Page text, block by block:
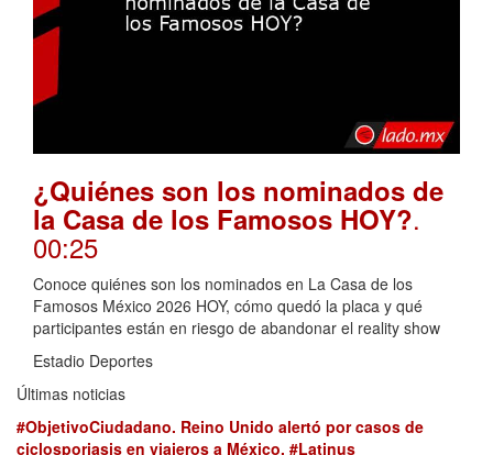
¿Quiénes son los nominados de
la Casa de los Famosos HOY?.
00:25
Conoce quiénes son los nominados en La Casa de los
Famosos México 2026 HOY, cómo quedó la placa y qué
participantes están en riesgo de abandonar el reality show
Estadio Deportes
Últimas noticias
#ObjetivoCiudadano. Reino Unido alertó por casos de
ciclosporiasis en viajeros a México. #Latinus